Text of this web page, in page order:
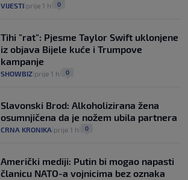
VIJESTI prije 1 h 0
Tihi "rat": Pjesme Taylor Swift uklonjene
iz objava Bijele kuće i Trumpove
kampanje
SHOWBIZ prije 1 h 0
Slavonski Brod: Alkoholizirana žena
osumnjičena da je nožem ubila partnera
CRNA KRONIKA prije 1 h 0
Američki mediji: Putin bi mogao napasti
članicu NATO-a vojnicima bez oznaka